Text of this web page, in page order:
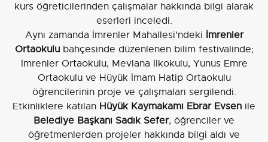
kurs öğreticilerinden çalışmalar hakkında bilgi alarak
eserleri inceledi.
Aynı zamanda İmrenler Mahallesi'ndeki İmrenler
Ortaokulubahçesinde düzenlenen bilim festivalinde;
İmrenler Ortaokulu, Mevlana İlkokulu, Yunus Emre
Ortaokulu ve Hüyük İmam Hatip Ortaokulu
öğrencilerinin proje ve çalışmaları sergilendi.
Etkinliklere katılan Hüyük Kaymakamı Ebrar Evsen ile
Belediye Başkanı Sadık Sefer, öğrenciler ve
öğretmenlerden projeler hakkında bilgi aldı ve